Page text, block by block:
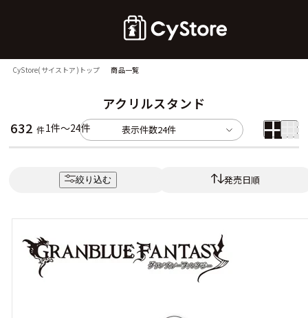
CyStore(サイストア)トップ 商品一覧
アクリルスタンド
632 件1件～24件 表示件数24件
絞り込む 発売日順